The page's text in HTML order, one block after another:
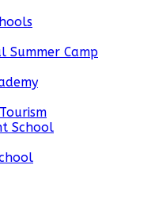
Camp
School